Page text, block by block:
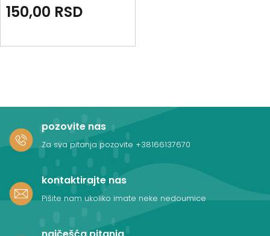
150,00 RSD
pozovite nas
Za sva pitanja pozovite +38166137670
kontaktirajte nas
Pišite nam ukoliko imate neke nedoumice